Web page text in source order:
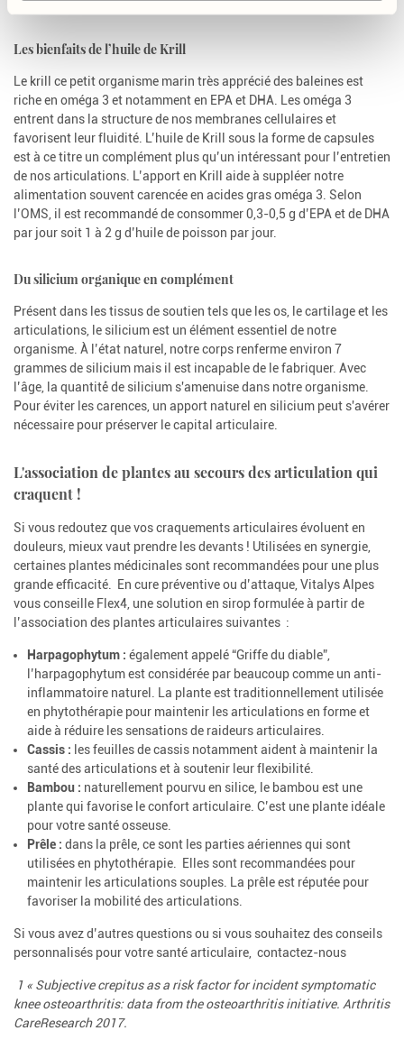
Les bienfaits de l’huile de Krill
Le krill ce petit organisme marin très apprécié des baleines est
riche en oméga 3 et notamment en EPA et DHA. Les oméga 3
entrent dans la structure de nos membranes cellulaires et
favorisent leur fluidité. L’huile de Krill sous la forme de capsules
est à ce titre un complément plus qu’un intéressant pour l’entretien
de nos articulations. L’apport en Krill aide à suppléer notre
alimentation souvent carencée en acides gras oméga 3. Selon
l’OMS, il est recommandé de consommer 0,3-0,5 g d’EPA et de DHA
par jour soit 1 à 2 g d’huile de poisson par jour.
Du silicium organique en complément
Présent dans les tissus de soutien tels que les os, le cartilage et les
articulations, le silicium est un élément essentiel de notre
organisme. À l’état naturel, notre corps renferme environ 7
grammes de silicium mais il est incapable de le fabriquer. Avec
l’âge, la quantité́ de silicium s'amenuise dans notre organisme.
Pour éviter les carences, un apport naturel en silicium peut s'avérer
nécessaire pour préserver le capital articulaire.
L'association de plantes au secours des articulation qui
craquent !
Si vous redoutez que vos craquements articulaires évoluent en
douleurs, mieux vaut prendre les devants ! Utilisées en synergie,
certaines plantes médicinales sont recommandées pour une plus
grande efficacité. En cure préventive ou d’attaque, Vitalys Alpes
vous conseille Flex4, une solution en sirop formulée à partir de
l’association des plantes articulaires suivantes :
Harpagophytum : également appelé “Griffe du diable”,
l’harpagophytum est considérée par beaucoup comme un anti-
inflammatoire naturel. La plante est traditionnellement utilisée
en phytothérapie pour maintenir les articulations en forme et
aide à réduire les sensations de raideurs articulaires.
Cassis : les feuilles de cassis notamment aident à maintenir la
santé des articulations et à soutenir leur flexibilité.
Bambou : naturellement pourvu en silice, le bambou est une
plante qui favorise le confort articulaire. C’est une plante idéale
pour votre santé osseuse.
Prêle : dans la prêle, ce sont les parties aériennes qui sont
utilisées en phytothérapie. Elles sont recommandées pour
maintenir les articulations souples. La prêle est réputée pour
favoriser la mobilité des articulations.
Si vous avez d’autres questions ou si vous souhaitez des conseils
personnalisés pour votre santé articulaire, contactez-nous
1 « Subjective crepitus as a risk factor for incident symptomatic
knee osteoarthritis: data from the osteoarthritis initiative. Arthritis
CareResearch 2017.